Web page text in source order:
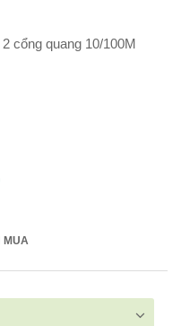
cổng quang 10/100M
MUA